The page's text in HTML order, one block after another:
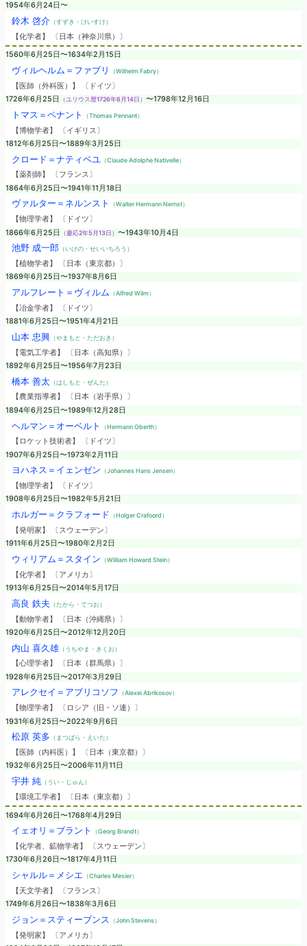
1954年6月24日〜
鈴木 啓介（すずき・けいすけ）
【化学者】 〔日本（神奈川県）〕
1560年6月25日〜1634年2月15日
ヴィルヘルム＝ファブリ （Wilhelm Fabry）
【医師（外科医）】 〔ドイツ〕
1726年6月25日
（ユリウス暦1726年6月14日） 〜1798年12月16日
トマス＝ペナント （Thomas Pennant）
【博物学者】 〔イギリス〕
1812年6月25日〜1889年3月25日
クロード＝ナティベユ （Claude Adolphe Nativelle）
【薬剤師】 〔フランス〕
1864年6月25日〜1941年11月18日
ヴァルター＝ネルンスト （Walter Hermann Nernst）
【物理学者】 〔ドイツ〕
1866年6月25日
（慶応2年5月13日） 〜1943年10月4日
池野 成一郎（いけの・せいいちろう）
【植物学者】 〔日本（東京都）〕
1869年6月25日〜1937年8月6日
アルフレート＝ヴィルム （Alfred Wilm）
【冶金学者】 〔ドイツ〕
1881年6月25日〜1951年4月21日
山本 忠興（やまもと・ただおき）
【電気工学者】 〔日本（高知県）〕
1892年6月25日〜1956年7月23日
橋本 善太（はしもと・ぜんた）
【農業指導者】 〔日本（岩手県）〕
1894年6月25日〜1989年12月28日
ヘルマン＝オーベルト （Hermann Oberth）
【ロケット技術者】 〔ドイツ〕
1907年6月25日〜1973年2月11日
ヨハネス＝イェンゼン （Johannes Hans Jensen）
【物理学者】 〔ドイツ〕
1908年6月25日〜1982年5月21日
ホルガー＝クラフォード （Holger Crafoord）
【発明家】 〔スウェーデン〕
1911年6月25日〜1980年2月2日
ウィリアム＝スタイン （William Howard Stein）
【化学者】 〔アメリカ〕
1913年6月25日〜2014年5月17日
高良 鉄夫 （たから・てつお）
【動物学者】 〔日本（沖縄県）〕
1920年6月25日〜2012年12月20日
内山 喜久雄（うちやま・きくお）
【心理学者】 〔日本（群馬県）〕
1928年6月25日〜2017年3月29日
アレクセイ＝アブリコソフ （Alexei Abrikosov）
【物理学者】 〔ロシア（旧・ソ連）〕
1931年6月25日〜2022年9月6日
松原 英多 （まつばら・えいた）
【医師（内科医）】 〔日本（東京都）〕
1932年6月25日〜2006年11月11日
宇井 純（うい・じゅん）
【環境工学者】 〔日本（東京都）〕
1694年6月26日〜1768年4月29日
イェオリ＝ブラント （Georg Brandt）
【化学者、鉱物学者】 〔スウェーデン〕
1730年6月26日〜1817年4月11日
シャルル＝メシエ （Charles Mesier）
【天文学者】 〔フランス〕
1749年6月26日〜1838年3月6日
ジョン＝スティーブンス （John Stevens）
【発明家】 〔アメリカ〕